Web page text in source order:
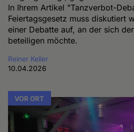
In Ihrem Artikel "Tanzverbot-
Feiertagsgesetz muss diskutiert
einer Debatte auf, an der sich
beteiligen möchte.
Reiner Keller
10.04.2026
VOR ORT